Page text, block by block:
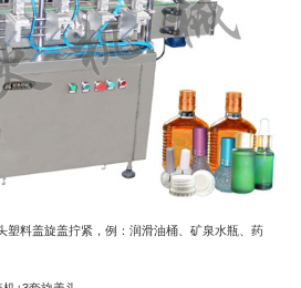
塑料盖旋盖拧紧，例：润滑油桶、矿泉水瓶、药